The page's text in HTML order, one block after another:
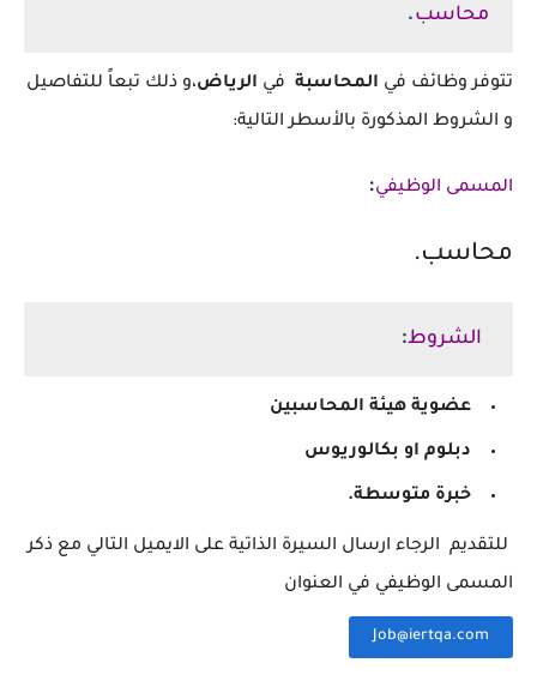
محاسب.
تتوفر وظائف في ال‏محاسبة ⁩ في الرياض⁩،و ذلك تبعاً للتفاصيل
و الشروط المذكورة بالأسطر التالية:
المسمى الوظيفي:
محاسب.
الشروط:
عضوية هيئة المحاسبين
‏دبلوم او بكالوريوس
‏خبرة متوسطة.
للتقديم الرجاء ارسال السيرة الذاتية على الايميل التالي مع ذكر
المسمى الوظيفي في العنوان ‌
Job@iertqa.com⁩